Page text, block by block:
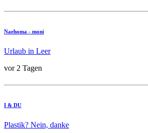
Naehoma - moni
Urlaub in Leer
vor 2 Tagen
I & DU
Plastik? Nein, danke